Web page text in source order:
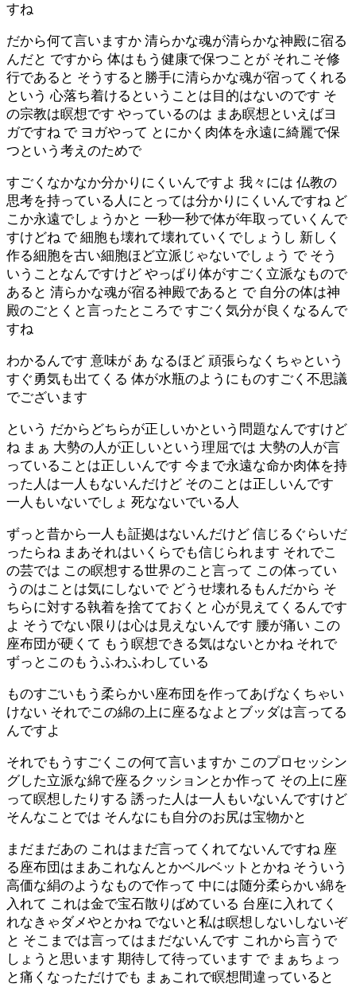
すね
だから何て言いますか 清らかな魂が清らかな神殿に宿る
んだと ですから 体はもう健康で保つことが それこそ修
行であると そうすると勝手に清らかな魂が宿ってくれる
という 心落ち着けるということは目的はないのです そ
の宗教は瞑想です やっているのは まあ瞑想といえばヨ
ガですね で ヨガやって とにかく肉体を永遠に綺麗で保
つという考えのためで
すごくなかなか分かりにくいんですよ 我々には 仏教の
思考を持っている人にとっては分かりにくいんですね ど
こか永遠でしょうかと 一秒一秒で体が年取っていくんで
すけどね で 細胞も壊れて壊れていくでしょうし 新しく
作る細胞を古い細胞ほど立派じゃないでしょう で そう
いうことなんですけど やっぱり体がすごく立派なもので
あると 清らかな魂が宿る神殿であると で 自分の体は神
殿のごとくと言ったところで すごく気分が良くなるんで
すね
わかるんです 意味が あ なるほど 頑張らなくちゃという
すぐ勇気も出てくる 体が水瓶のようにものすごく不思議
でございます
という だからどちらが正しいかという問題なんですけど
ね まぁ 大勢の人が正しいという理屈では 大勢の人が言
っていることは正しいんです 今まで永遠な命か肉体を持
った人は一人もないんだけど そのことは正しいんです
一人もいないでしょ 死なないでいる人
ずっと昔から一人も証拠はないんだけど 信じるぐらいだ
ったらね まあそれはいくらでも信じられます それでこ
の芸では この瞑想する世界のこと言って この体ってい
うのはことは気にしないで どうせ壊れるもんだから そ
ちらに対する執着を捨てておくと 心が見えてくるんです
よ そうでない限りは心は見えないんです 腰が痛い この
座布団が硬くて もう瞑想できる気はないとかね それで
ずっとこのもうふわふわしている
ものすごいもう柔らかい座布団を作ってあげなくちゃい
けない それでこの綿の上に座るなよとブッダは言ってる
んですよ
それでもうすごくこの何て言いますか このプロセッシン
グした立派な綿で座るクッションとか作って その上に座
って瞑想したりする 誘った人は一人もいないんですけど
そんなことでは そんなにも自分のお尻は宝物かと
まだまだあの これはまだ言ってくれてないんですね 座
る座布団はまあこれなんとかベルベットとかね そういう
高価な絹のようなもので作って 中には随分柔らかい綿を
入れて これは金で宝石散りばめている 台座に入れてく
れなきゃダメやとかね でないと私は瞑想しないしないぞ
と そこまでは言ってはまだないんです これから言うで
しょうと思います 期待して待っています で まぁちょっ
と痛くなっただけでも まぁこれで瞑想間違っていると